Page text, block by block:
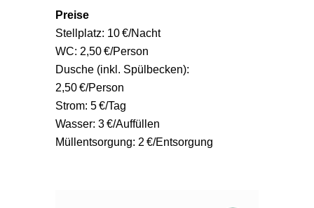
Preise
Stellplatz: 10 €/Nacht
WC: 2,50 €/Person
Dusche (inkl. Spülbecken):
2,50 €/Person
Strom: 5 €/Tag
Wasser: 3 €/Auffüllen
Müllentsorgung: 2 €/Entsorgung